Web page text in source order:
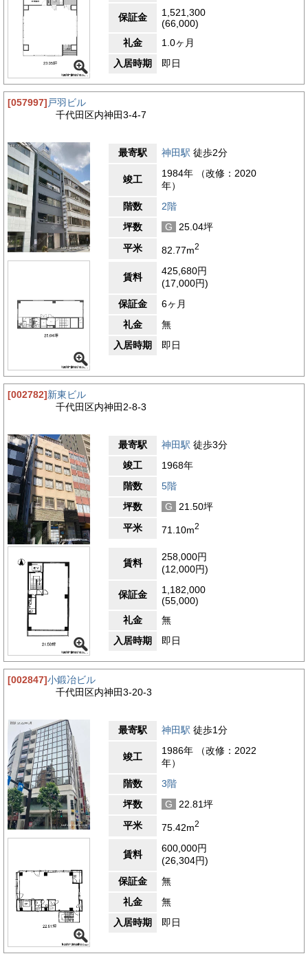
保証金
1,521,300
(66,000)
礼金
1.0ヶ月
入居時期
即日
[057997]戸羽ビル
千代田区内神田3-4-7
最寄駅 神田駅 徒歩2分
竣工
1984年 （改修：2020
年）
階数
2階
坪数
G
25.04坪
平米
82.77m2
賃料
425,680円
(17,000円)
保証金
6ヶ月
礼金
無
入居時期
即日
[002782]新東ビル
千代田区内神田2-8-3
最寄駅 神田駅 徒歩3分
竣工
1968年
階数
5階
坪数
G
21.50坪
平米
71.10m2
賃料
258,000円
(12,000円)
保証金
1,182,000
(55,000)
礼金
無
入居時期
即日
[002847]小鍛冶ビル
千代田区内神田3-20-3
最寄駅 神田駅 徒歩1分
竣工
1986年 （改修：2022
年）
階数
3階
坪数
G
22.81坪
平米
75.42m2
賃料
600,000円
(26,304円)
保証金
無
礼金
無
入居時期
即日